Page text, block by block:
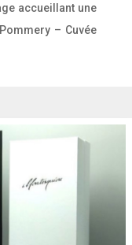
accueillant une
– Cuvée